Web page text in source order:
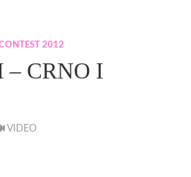
2012
CRNO I
VIDEO